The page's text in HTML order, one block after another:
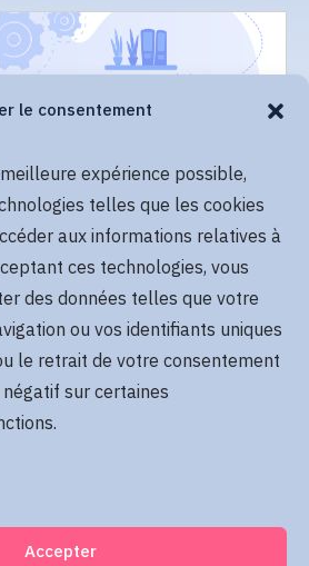
le consentement
expérience possible,
telles que les cookies
aux informations relatives à
ces technologies, vous
des données telles que votre
ou vos identifiants uniques
le retrait de votre consentement
sur certaines
Accepter
Lire plus
Lire plus